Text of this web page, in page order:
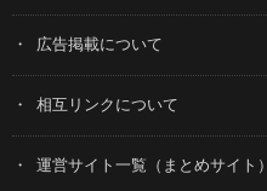
広告掲載について
相互リンクについて
運営サイト一覧（まとめサイト）